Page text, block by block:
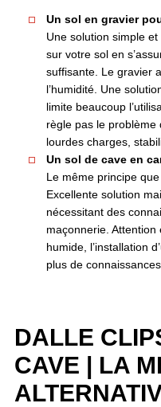
Un sol en gravier
Une solution simple
sur votre sol en
suffisante. Le gravier
l’humidité. Une
limite beaucoup
règle pas le problème
lourdes charges,
Un sol de cave en
Le même principe
Excellente solution
nécessitant des
maçonnerie.
humide, l’installation
plus de
DALLE
CAVE | LA